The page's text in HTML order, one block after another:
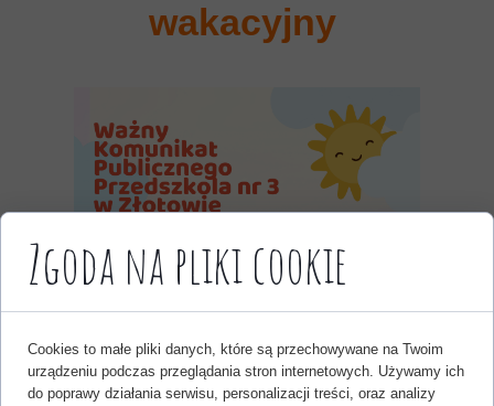
wakacyjny
Zgoda na pliki cookie
Cookies to małe pliki danych, które są przechowywane na Twoim
urządzeniu podczas przeglądania stron internetowych. Używamy ich
do poprawy działania serwisu, personalizacji treści, oraz analizy